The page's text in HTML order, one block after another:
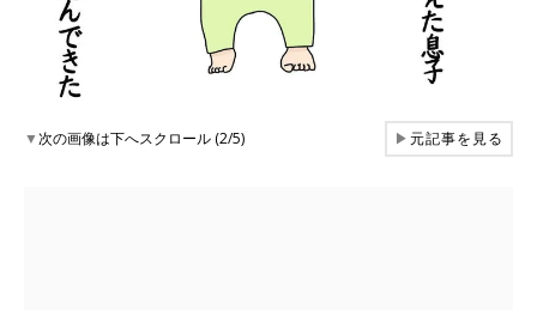
▼次の画像は下へスクロール (2/5) ▶元記事を見る